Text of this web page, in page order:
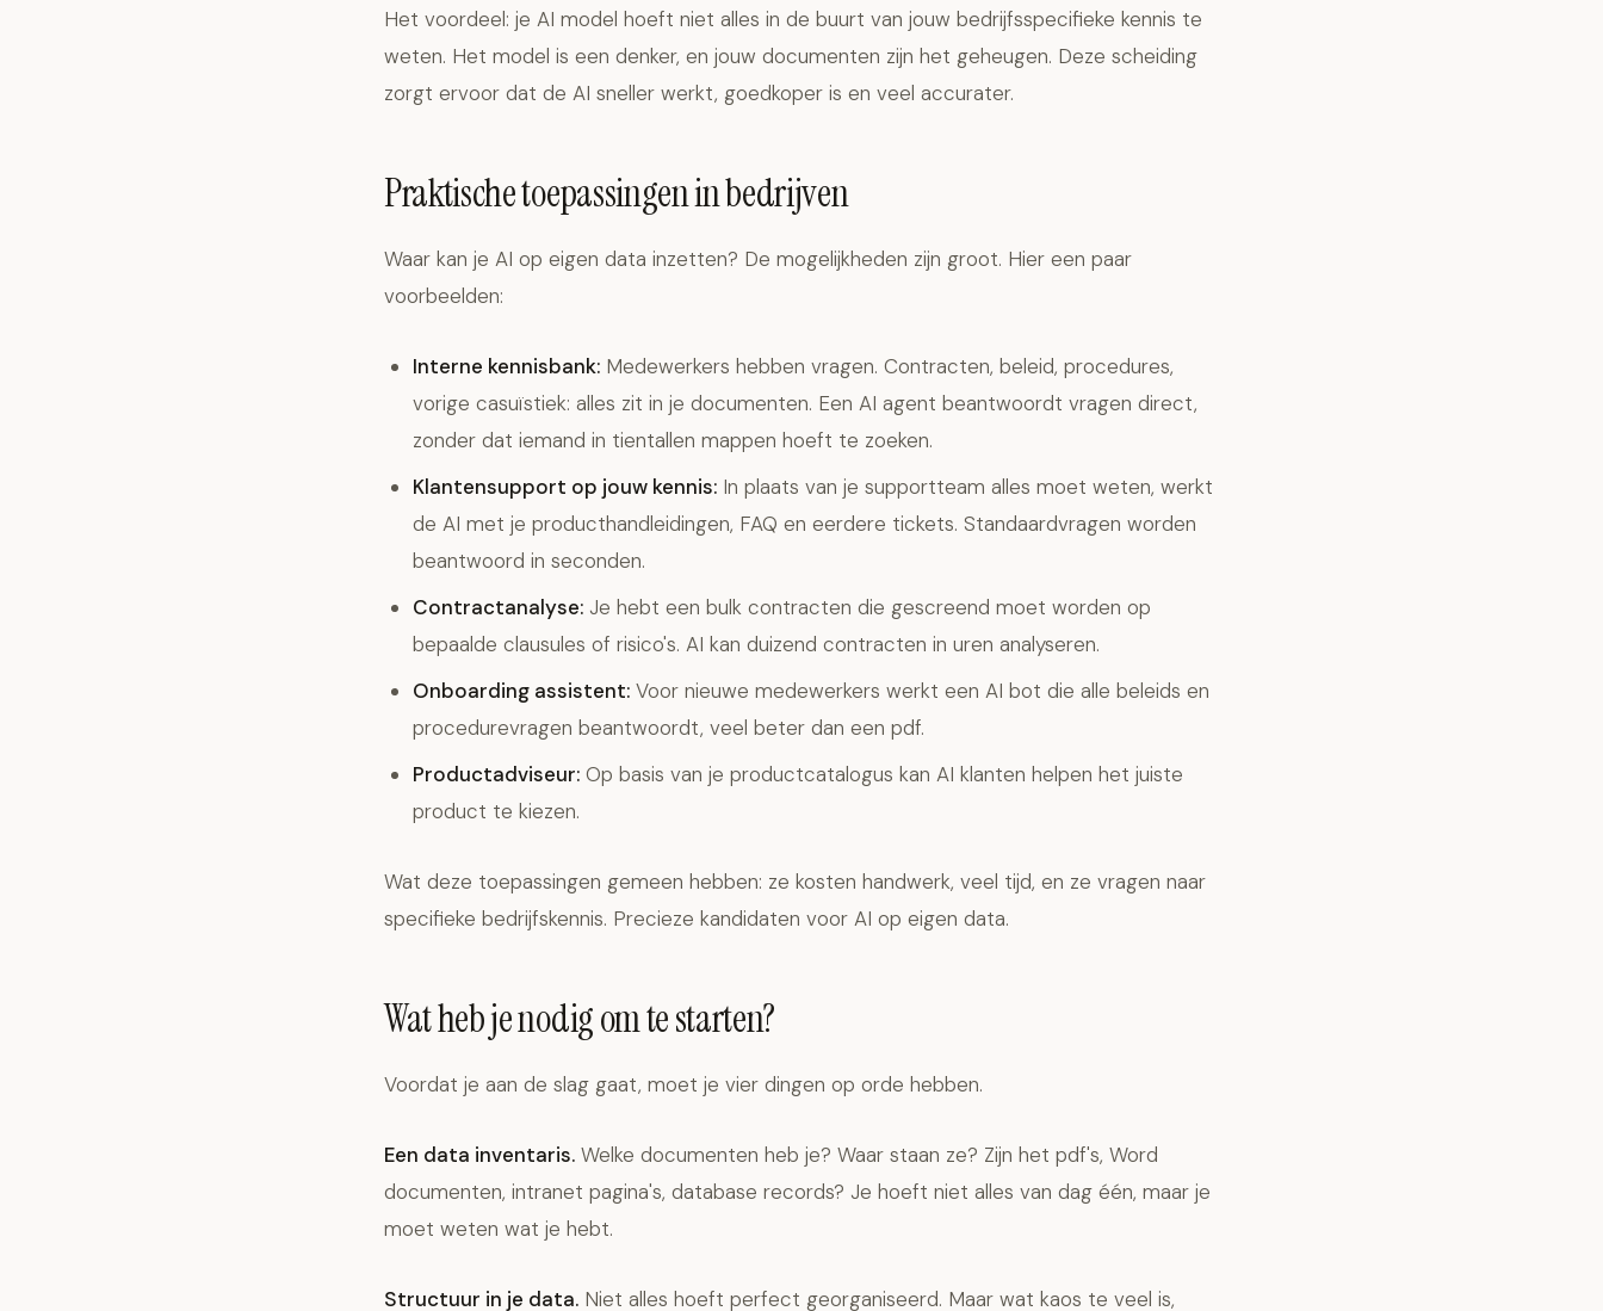
Het voordeel: je AI model hoeft niet alles in de buurt van jouw bedrijfsspecifieke kennis te
weten. Het model is een denker, en jouw documenten zijn het geheugen. Deze scheiding
zorgt ervoor dat de AI sneller werkt, goedkoper is en veel accurater.
Praktische toepassingen in bedrijven
Waar kan je AI op eigen data inzetten? De mogelijkheden zijn groot. Hier een paar
voorbeelden:
Interne kennisbank: Medewerkers hebben vragen. Contracten, beleid, procedures,
vorige casuïstiek: alles zit in je documenten. Een AI agent beantwoordt vragen direct,
zonder dat iemand in tientallen mappen hoeft te zoeken.
Klantensupport op jouw kennis: In plaats van je supportteam alles moet weten, werkt
de AI met je producthandleidingen, FAQ en eerdere tickets. Standaardvragen worden
beantwoord in seconden.
Contractanalyse: Je hebt een bulk contracten die gescreend moet worden op
bepaalde clausules of risico's. AI kan duizend contracten in uren analyseren.
Onboarding assistent: Voor nieuwe medewerkers werkt een AI bot die alle beleids en
procedurevragen beantwoordt, veel beter dan een pdf.
Productadviseur: Op basis van je productcatalogus kan AI klanten helpen het juiste
product te kiezen.
Wat deze toepassingen gemeen hebben: ze kosten handwerk, veel tijd, en ze vragen naar
specifieke bedrijfskennis. Precieze kandidaten voor AI op eigen data.
Wat heb je nodig om te starten?
Voordat je aan de slag gaat, moet je vier dingen op orde hebben.
Een data inventaris. Welke documenten heb je? Waar staan ze? Zijn het pdf's, Word
documenten, intranet pagina's, database records? Je hoeft niet alles van dag één, maar je
moet weten wat je hebt.
Structuur in je data. Niet alles hoeft perfect georganiseerd. Maar wat kaos te veel is,